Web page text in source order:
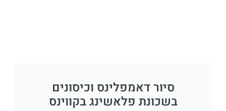
סיור דאמפלינס וכיסונים
בשכונת פלאשינג בקווינס